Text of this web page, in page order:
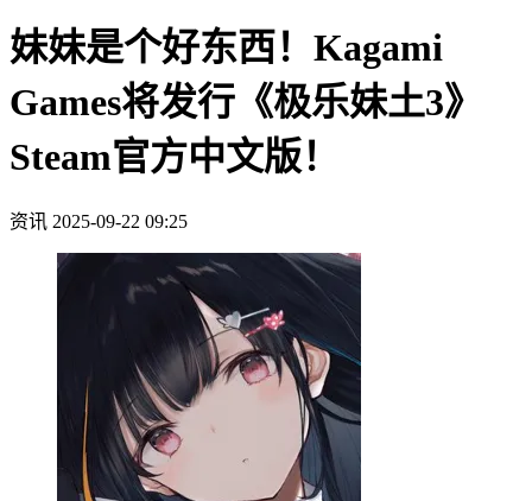
妹妹是个好东西！Kagami
Games将发行《极乐妹土3》
Steam官方中文版！
资讯 2025-09-22 09:25